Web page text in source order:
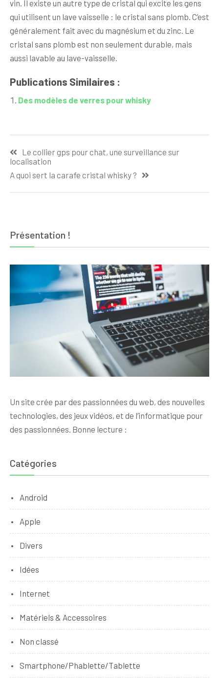
vin. Il existe un autre type de cristal qui excite les gens
qui utilisent un lave vaisselle : le cristal sans plomb. C’est
généralement fait avec du magnésium et du zinc. Le
cristal sans plomb est non seulement durable, mais
aussi lavable au lave-vaisselle.
Publications Similaires :
Des modèles de verres pour whisky
de
l’article
Le collier gps pour chat, une surveillance sur
localisation
A quoi sert la carafe cristal whisky ?
Présentation !
Un site crée par des passionnées du web, des nouvelles
technologies, des jeux vidéos, et de l’informatique pour
des passionnées. Bonne lecture :
Catégories
Android
Apple
Divers
Idées
Internet
Matériels & Accessoires
Non classé
Smartphone/Phablette/Tablette